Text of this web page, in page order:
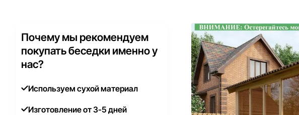
Почему мы рекомендуем
покупать беседки именно у
нас?
Используем сухой материал
Изготовление от 3-5 дней